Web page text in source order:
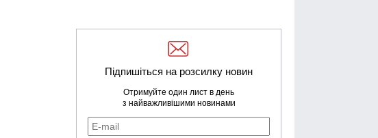
Підпишіться на розсилку новин
Отримуйте один лист в день
з найважливішими новинами